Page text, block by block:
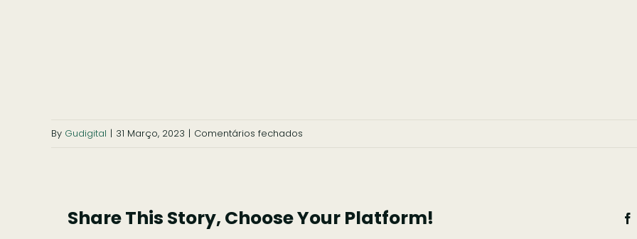
By Gudigital | 31 Março, 2023 | Comentários fechados
4
Share This Story, Choose Your Platform!